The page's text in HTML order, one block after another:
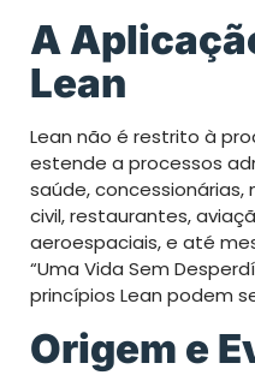
A
Lean
Lean não é restrito à
estende a processos
saúde,
civil, restaurantes,
aeroespaciais, e até
“Uma Vida Sem
princípios Lean podem
Origem e